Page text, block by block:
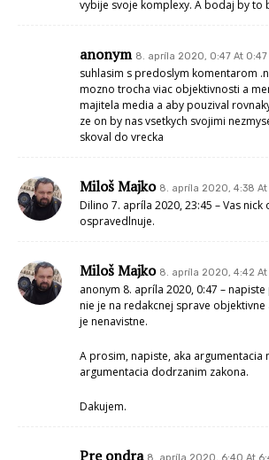
vybije svoje komplexy. A bodaj by to
anonym 8. apríla 2020, 0:47 At 0:47
suhlasim s predoslym komentarom
mozno trocha viac objektivnosti a
majitela media a aby pouzival
ze on by nas vsetkych svojimi
skoval do vrecka
Miloš Majko 8. apríla 2020, 4:38 At
Dilino 7. apríla 2020, 23:45 – Vas
ospravedlnuje.
Miloš Majko 8. apríla 2020, 4:42 At
anonym 8. apríla 2020, 0:47 –
nie je na redakcnej sprave objektivne
je nenavistne.
A prosim, napiste, aka argumentacia
argumentacia dodrzanim zakona.
Dakujem.
Pre ondra